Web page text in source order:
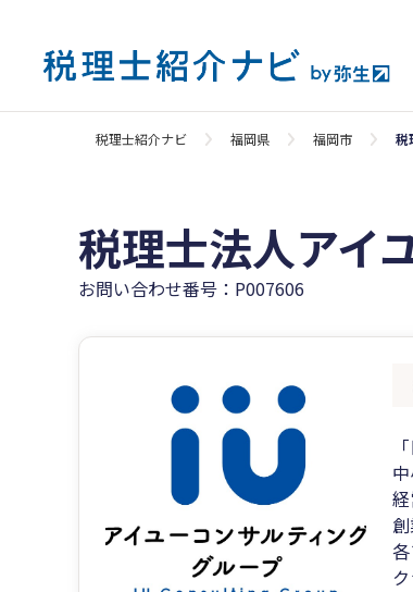
税理士紹介ナビ 福岡県 福岡市 税
税理士法人アイ
お問い合わせ番号：P007606